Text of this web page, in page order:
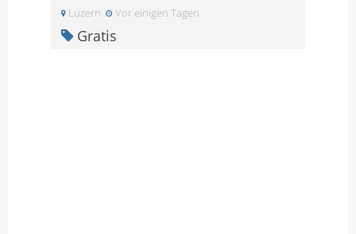
Luzern Vor einigen Tagen
Gratis